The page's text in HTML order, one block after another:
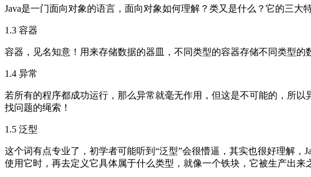
Java是一门面向对象的语言，面向对象如何理解？类又是什么？它的三大
1.3 容器
容器，见名知意！用来存储数据的器皿，不同类型的容器存储不同类型的
1.4 异常
若所有的程序都成功运行，那么异常就毫无作用，但这是不可能的，所
找问题的绳索！
1.5 泛型
这个词有点专业了，初学者可能听到“泛型”会很懵逼，其实也很好理解
使用它时，再去定义它具体属于什么类型，就像一个铁块，它被生产出